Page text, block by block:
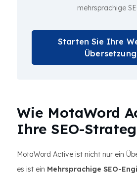
mehrsprachige
Starten Sie Ihre
Übersetzung
Wie MotaWord
Ihre SEO-
MotaWord Active ist nicht nur ein
es ist ein Mehrsprachige SEO-